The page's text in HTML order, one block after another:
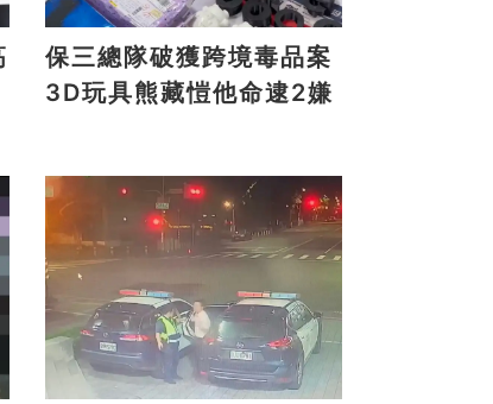
保三總隊破獲跨境毒品案
3D玩具熊藏愷他命逮2嫌